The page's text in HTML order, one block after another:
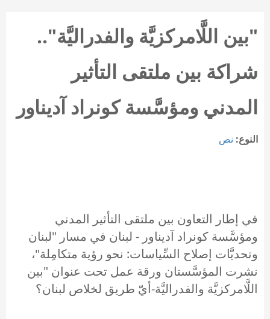
"بين اللَّامركزيَّة والفدراليَّة"..
شراكة بين ملتقى التأثير
المدني ومؤسَّسة كونراد آديناور
النوع: نص
في إطار التعاون بين ملتقى التأثير المدني
ومؤسَّسة كونراد آديناور - لبنان في مسار "لبنان
وتحديَّات إصلاح السِّياسات: نحو رؤية متكامِلة"،
نشرت المؤسَّستان ورقة عمل تحت عنوان "بين
اللَّامركزيَّة والفدراليَّة-أيّ طريق لخلاص لبنان؟